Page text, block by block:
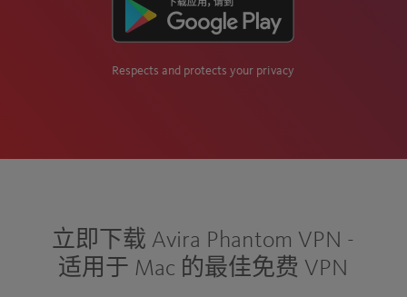
Respects and protects your privacy
立即下载 Avira Phantom VPN -
适用于 Mac 的最佳免费 VPN